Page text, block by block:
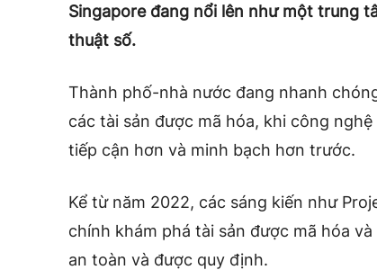
Singapore đang nổi lên như một trung
thuật số.
Thành phố-nhà nước đang nhanh
các tài sản được mã hóa, khi công
tiếp cận hơn và minh bạch hơn trước.
Kể từ năm 2022, các sáng kiến như
chính khám phá tài sản được mã hóa
an toàn và được quy định.